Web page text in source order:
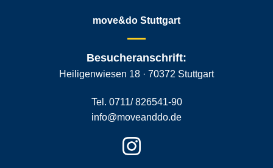
move&do Stuttgart
Besucheranschrift:
Heiligenwiesen 18 · 70372 Stuttgart
Tel. 0711/ 826541-90
info@moveanddo.de